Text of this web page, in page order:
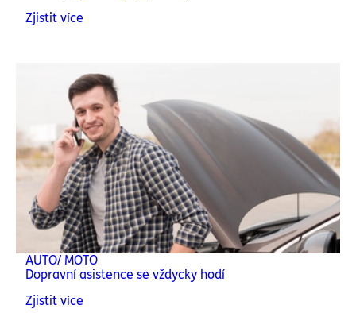
Zjistit více
AUTO/ MOTO
Dopravní asistence se vždycky hodí
Zjistit více